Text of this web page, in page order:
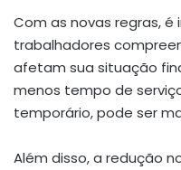
Com as novas regras,
trabalhadores
afetam sua situação
menos tempo de
temporário, pode ser
Além disso, a redução